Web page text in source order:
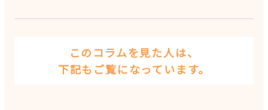
このコラムを見た人は、
下記もご覧になっています。